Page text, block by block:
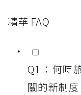
精華 FAQ
Q1：何時
關的新制度